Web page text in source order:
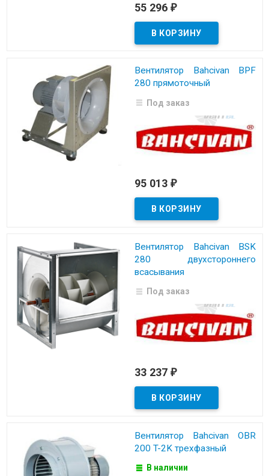
55 296 ₽
Вентилятор Bahcivan BPF
280 прямоточный
Под заказ
95 013 ₽
Вентилятор Bahcivan BSK
280 двухстороннего
всасывания
Под заказ
33 237 ₽
Вентилятор Bahcivan OBR
200 T-2K трехфазный
В наличии